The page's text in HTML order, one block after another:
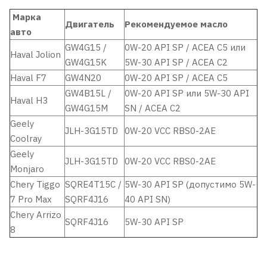
Марка
авто
Двигатель Рекомендуемое масло
Haval Jolion
GW4G15 /
GW4G15K
0W-20 API SP / ACEA C5 или
5W-30 API SP / ACEA C2
Haval F7
GW4N20
0W-20 API SP / ACEA C5
Haval H3
GW4B15L /
GW4G15M
0W-20 API SP или 5W-30 API
SN / ACEA C2
Geely
Coolray
JLH-3G15TD 0W-20 VCC RBS0-2AE
Geely
Monjaro
JLH-3G15TD 0W-20 VCC RBS0-2AE
Chery Tiggo
7 Pro Max
SQRE4T15C /
SQRF4J16
5W-30 API SP (допустимо 5W-
40 API SN)
Chery Arrizo
8
SQRF4J16 5W-30 API SP